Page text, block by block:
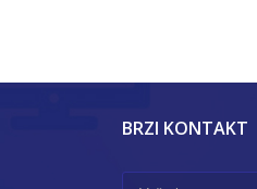
BRZI KONTAKT